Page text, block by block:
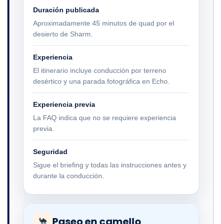
Duración publicada
Aproximadamente 45 minutos de quad por el
desierto de Sharm.
Experiencia
El itinerario incluye conducción por terreno
desértico y una parada fotográfica en Echo.
Experiencia previa
La FAQ indica que no se requiere experiencia
previa.
Seguridad
Sigue el briefing y todas las instrucciones antes y
durante la conducción.
🐪